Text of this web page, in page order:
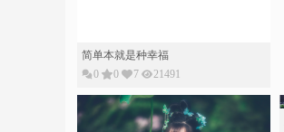
简单本就是种幸福
0
0 7 21491